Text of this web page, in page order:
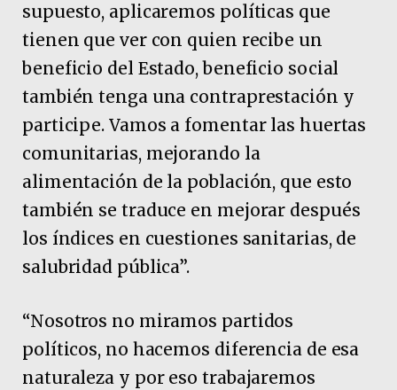
supuesto, aplicaremos políticas que
tienen que ver con quien recibe un
beneficio del Estado, beneficio social
también tenga una contraprestación y
participe. Vamos a fomentar las huertas
comunitarias, mejorando la
alimentación de la población, que esto
también se traduce en mejorar después
los índices en cuestiones sanitarias, de
salubridad pública”.
“Nosotros no miramos partidos
políticos, no hacemos diferencia de esa
naturaleza y por eso trabajaremos